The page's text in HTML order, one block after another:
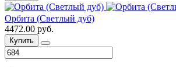
Орбита (Светлый дуб)
4472.00 руб.
Купить